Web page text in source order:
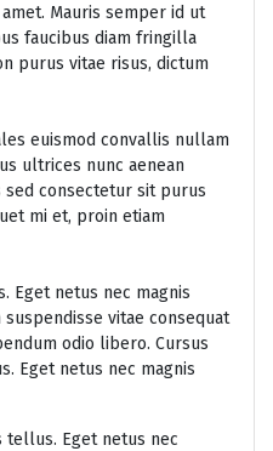
Mauris semper id ut
faucibus diam fringilla
purus vitae risus, dictum
euismod convallis nullam
ultrices nunc aenean
sed consectetur sit purus
mi et, proin etiam
Eget netus nec magnis
vitae consequat
odio libero. Cursus
Eget netus nec magnis
tellus. Eget netus nec